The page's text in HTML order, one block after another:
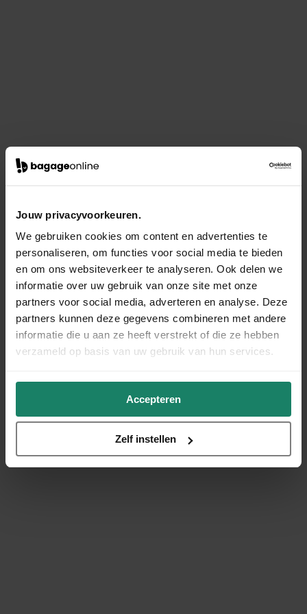
Jouw privacyvoorkeuren.
We gebruiken cookies om content en advertenties te
personaliseren, om functies voor social media te bieden
en om ons websiteverkeer te analyseren. Ook delen we
informatie over uw gebruik van onze site met onze
partners voor social media, adverteren en analyse. Deze
partners kunnen deze gegevens combineren met andere
informatie die u aan ze heeft verstrekt of die ze hebben
verzameld op basis van uw gebruik van hun services.
Accepteren
Zelf instellen